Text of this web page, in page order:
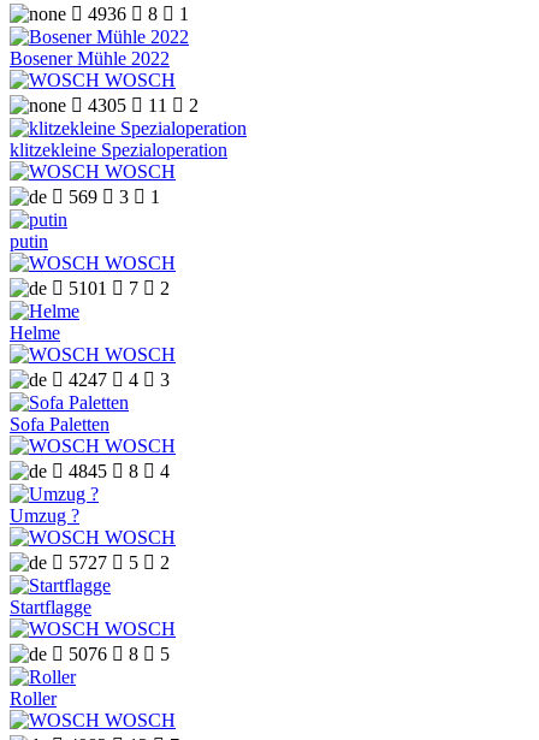
 4936  8  1
Bosener Mühle 2022
WOSCH
 4305  11  2
klitzekleine Spezialoperation
WOSCH
 569  3  1
putin
WOSCH
 5101  7  2
Helme
WOSCH
 4247  4  3
Sofa Paletten
WOSCH
 4845  8  4
Umzug ?
WOSCH
 5727  5  2
Startflagge
WOSCH
 5076  8  5
Roller
WOSCH